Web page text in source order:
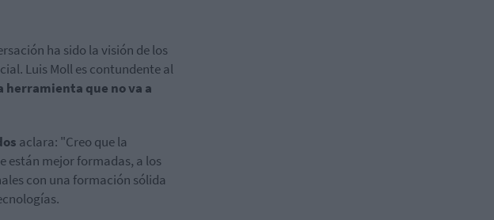
ha sido la visión de los
Luis Moll es contundente al
que no va a
aclara: "Creo que la
están mejor formadas, a los
con una formación sólida